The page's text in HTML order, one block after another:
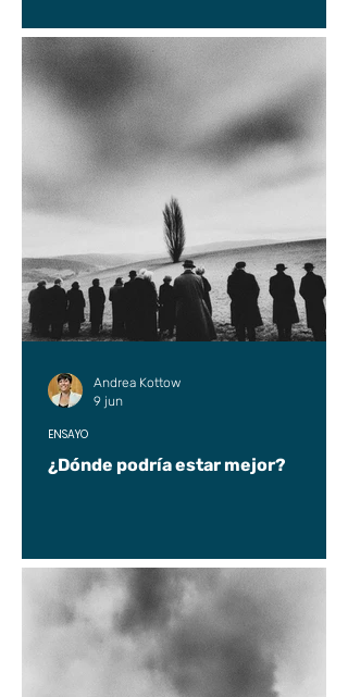
¿Dónde podría estar mejor?
ENSAYO
Andrea Kottow
9 jun